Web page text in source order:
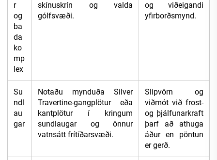
r
og
ba
da
ko
mp
lex
skínuskrín og valda
gólfsvæði.
og viðeigandi
yfirborðsmynd.
Su
ndl
au
gar
Notaðu mynduða Silver
Travertine-gangplötur eða
kantplötur í kringum
sundlaugar og önnur
vatnsátt frítíðarsvæði.
Slipvörn og
viðmót við frost-
og þjálfunarkraft
þarf að athuga
áður en pöntun
er gerð.